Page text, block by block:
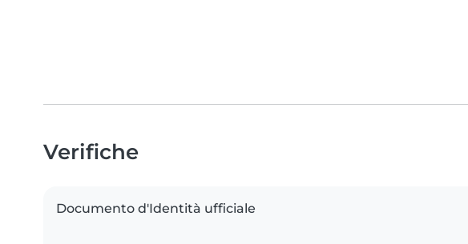
Verifiche
Documento d'Identità ufficiale